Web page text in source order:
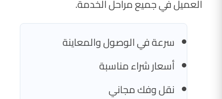
العميل في جميع مراحل الخدمة.
سرعة في الوصول والمعاينة
أسعار شراء مناسبة
نقل وفك مجاني